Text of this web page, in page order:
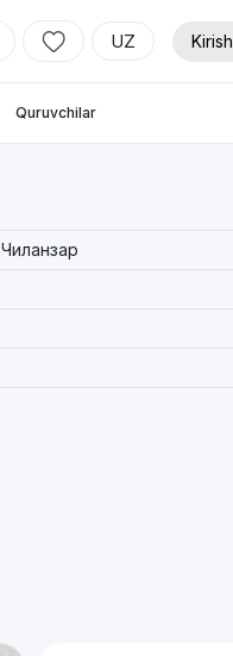
UZ
Quruvchilar
Чиланзар